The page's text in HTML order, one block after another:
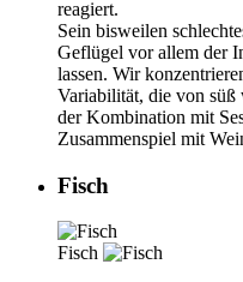
reagiert.
Sein bisweilen
Geflügel vor allem der
lassen. Wir
Variabilität, die von süß
der Kombination mit
Zusammenspiel mit
Fisch
Fisch